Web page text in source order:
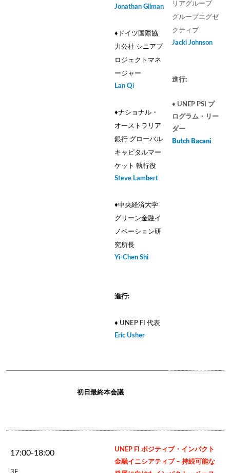
Jonathan Gilman
♦︎ドイツ国際協
力公社 シニアプ
ロジェクトマネ
ージャー
Lan Qi
♦︎ナショナル・
オーストラリア
銀行 グローバル
キャピタルマー
ケット 執行役
Steve Lambert
♦︎中央経済大学
グリーン金融イ
ノベーション研
究所長
Yi-Chen Shi
進行:
♦ UNEP FI 代表
Eric Usher
リアグループ
グループエグゼ
クティブ
Jacki Johnson
進行:
♦ UNEP PSI プ
ログラム・リー
ダー
Butch Bacani
初日最終本会議
17:00-18:00
UNEP FI ポジティブ・インパクト
金融イニシアティブ – 持続可能な